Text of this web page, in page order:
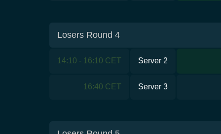
Losers Round 4
14:10 - 16:10 CET Server 2
16:40 CET Server 3